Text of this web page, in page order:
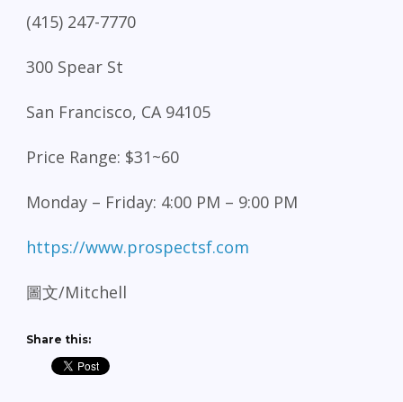
(415) 247-7770
300 Spear St
San Francisco, CA 94105
Price Range: $31~60
Monday – Friday: 4:00 PM – 9:00 PM
https://www.prospectsf.com
圖文/Mitchell
Share this: